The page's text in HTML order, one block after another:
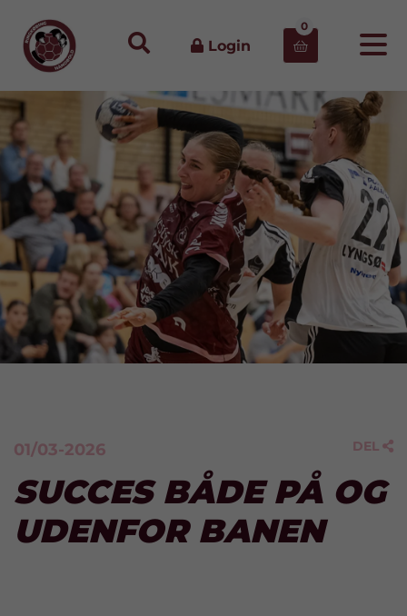
Login 
0
01/03-2026 DEL 
SUCCES BÅDE PÅ OG
UDENFOR BANEN